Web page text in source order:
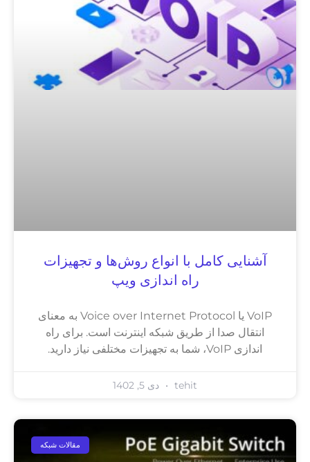
آشنایی کامل با انواع روش‌ها و تجهیزات
راه اندازی ویپ
VoIP یا Voice over Internet Protocol به معنای
انتقال صدا از طریق شبکه اینترنت است. برای راه
اندازی VoIP، شما به تجهیزات مختلفی نیاز دارید.
tehit دی 5, 1402
مقالات شبکه